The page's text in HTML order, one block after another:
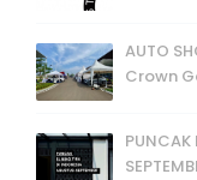
AUTO
Crown
PUNCAK